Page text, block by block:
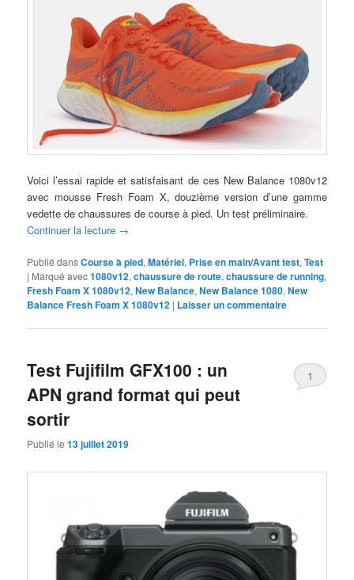
Voici l’essai rapide et satisfaisant de ces New Balance 1080v12
avec mousse Fresh Foam X, douzième version d’une gamme
vedette de chaussures de course à pied. Un test préliminaire.
Continuer la lecture →
Publié dansCourse à pied,Matériel, Prise en main/Avant test,Test
| Marqué avec1080v12,chaussure de route,chaussure de running,
Fresh Foam X 1080v12,New Balance,New Balance 1080,New
Balance Fresh Foam X 1080v12 | Laisser un commentaire
Test Fujifilm GFX100 : un
APN grand format qui peut
sortir
Publié le13 juillet 2019
1